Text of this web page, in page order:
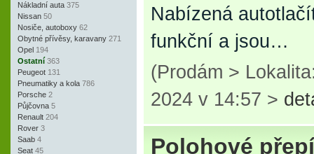
Nákladní auta 375
Nissan 50
Nosiče, autoboxy 62
Obytné přívěsy, karavany 271
Opel 194
Ostatní 363
Peugeot 131
Pneumatiky a kola 786
Porsche 2
Půjčovna 5
Renault 204
Rover 3
Saab 4
Seat 45
Nabízená
funkční a jsou…
(Prodám >
2024 v 14:57 >
Polohové